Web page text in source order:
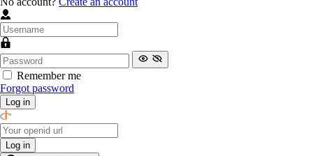
Remember me
Forgot password
Log in
Log in